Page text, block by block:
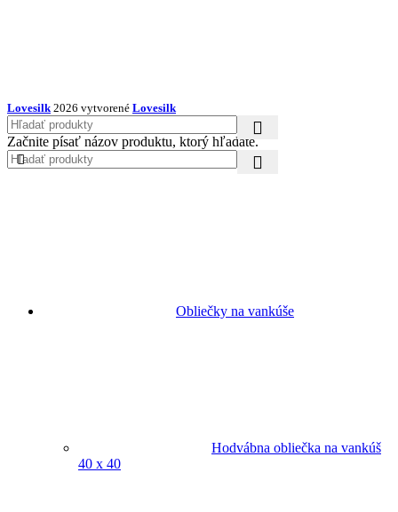
Lovesilk 2026 vytvorené Lovesilk
Začnite písať názov produktu, ktorý hľadáte.
Obliečky na vankúše
Hodvábna obliečka na vankúš
40 x 40